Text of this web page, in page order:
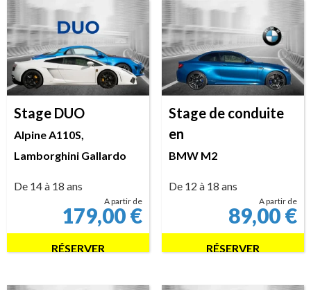
Stage DUO
Alpine A110S,
Lamborghini Gallardo
De 14 à 18 ans
A partir de
179,00€
RÉSERVER
Stage de conduite
en
BMW M2
De 12 à 18 ans
A partir de
89,00€
RÉSERVER